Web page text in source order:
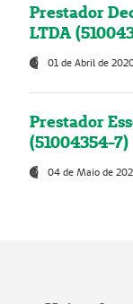
Prestador
LTDA
01 de Abril de
Prestador
(51004354-7)
04 de Maio de